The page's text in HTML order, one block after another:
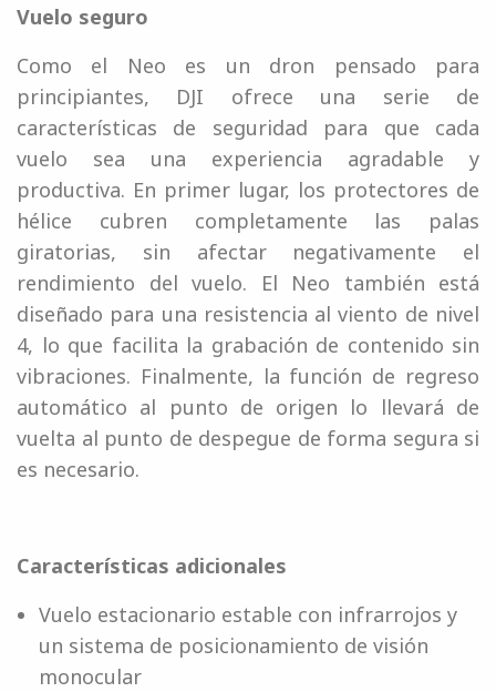
Vuelo seguro
Como el Neo es un dron pensado para
principiantes, DJI ofrece una serie de
características de seguridad para que cada
vuelo sea una experiencia agradable y
productiva. En primer lugar, los protectores de
hélice cubren completamente las palas
giratorias, sin afectar negativamente el
rendimiento del vuelo. El Neo también está
diseñado para una resistencia al viento de nivel
4, lo que facilita la grabación de contenido sin
vibraciones. Finalmente, la función de regreso
automático al punto de origen lo llevará de
vuelta al punto de despegue de forma segura si
es necesario.
Características adicionales
Vuelo estacionario estable con infrarrojos y
un sistema de posicionamiento de visión
monocular